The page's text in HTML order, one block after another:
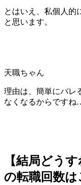
とはいえ、私個人的
と思います。
天職ちゃん
理由は、簡単にバレ
なくなるからですね
【結局どう
の転職回数は